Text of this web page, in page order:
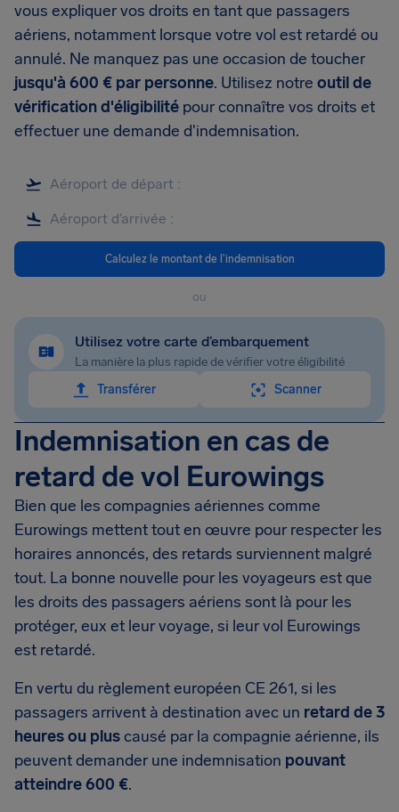
vous expliquer vos droits en tant que passagers
aériens, notamment lorsque votre vol est retardé ou
annulé. Ne manquez pas une occasion de toucher
jusqu'à 600 € par personne. Utilisez notre outil de
vérification d'éligibilité pour connaître vos droits et
effectuer une demande d'indemnisation.
Calculez le montant de l'indemnisation
ou
Utilisez votre carte d’embarquement
La manière la plus rapide de vérifier votre éligibilité
Transférer
Scanner
Indemnisation en cas de
retard de vol Eurowings
Bien que les compagnies aériennes comme
Eurowings mettent tout en œuvre pour respecter les
horaires annoncés, des retards surviennent malgré
tout. La bonne nouvelle pour les voyageurs est que
les droits des passagers aériens sont là pour les
protéger, eux et leur voyage, si leur vol Eurowings
est retardé.
En vertu du règlement européen CE 261, si les
passagers arrivent à destination avec un retard de 3
heures ou pluscausé par la compagnie aérienne, ils
peuvent demander une indemnisation pouvant
atteindre 600 €.